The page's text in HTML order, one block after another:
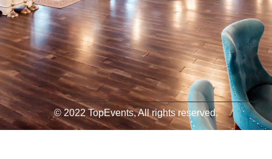
© 2022 TopEvents, All rights reserved.